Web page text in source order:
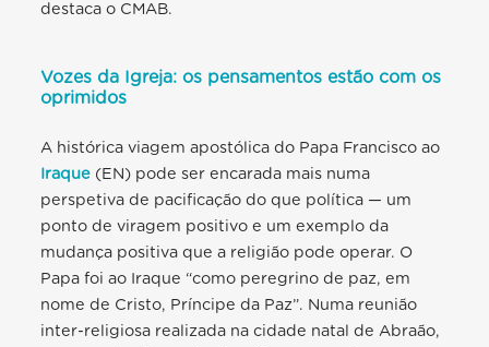
destaca o CMAB.
Vozes da Igreja: os pensamentos estão com os
oprimidos
A histórica viagem apostólica do Papa Francisco ao
Iraque (EN) pode ser encarada mais numa
perspetiva de pacificação do que política — um
ponto de viragem positivo e um exemplo da
mudança positiva que a religião pode operar. O
Papa foi ao Iraque “como peregrino de paz, em
nome de Cristo, Príncipe da Paz”. Numa reunião
inter-religiosa realizada na cidade natal de Abraão,